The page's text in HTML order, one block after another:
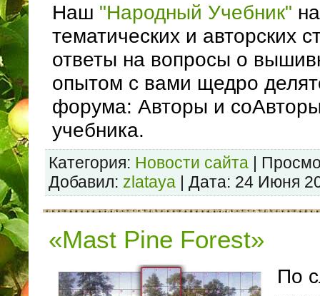
Наш "Народный Учебник"
тематических и авторских
ответы на вопросы о
опытом с вами щедро
форума: Авторы и
учебника.
Категория: Новости сайта |
Добавил: zlataya | Дата: 24 Июня
«Mast Pine Forest»
По